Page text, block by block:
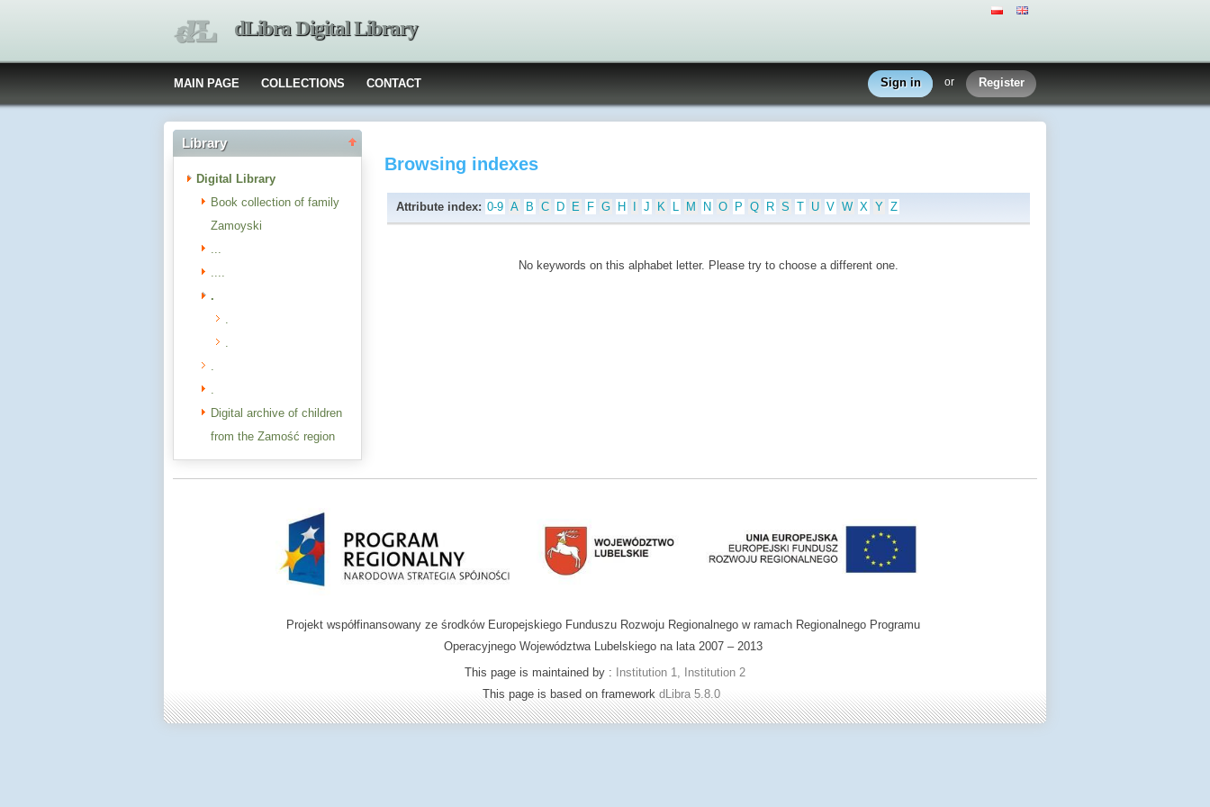
dLibra Digital Library
MAIN PAGE COLLECTIONS CONTACT Sign in or Register
Library
Digital Library
Book collection of family
Zamoyski
...
....
.
.
.
.
.
Digital archive of children
from the Zamość region
Browsing indexes
Attribute index: 0-9 A B C D E F G H J K L M N O P Q R S T U V W X Y Z
No keywords on this alphabet letter. Please try to choose a different one.
Projekt współfinansowany ze środków Europejskiego Funduszu Rozwoju Regionalnego w ramach Regionalnego Programu
Operacyjnego Województwa Lubelskiego na lata 2007 – 2013
This page is maintained by : Institution 1, Institution 2
This page is based on framework dLibra 5.8.0